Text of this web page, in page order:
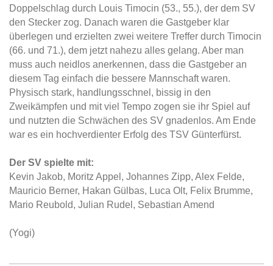
Doppelschlag durch Louis Timocin (53., 55.), der dem SV
den Stecker zog. Danach waren die Gastgeber klar
überlegen und erzielten zwei weitere Treffer durch Timocin
(66. und 71.), dem jetzt nahezu alles gelang. Aber man
muss auch neidlos anerkennen, dass die Gastgeber an
diesem Tag einfach die bessere Mannschaft waren.
Physisch stark, handlungsschnel, bissig in den
Zweikämpfen und mit viel Tempo zogen sie ihr Spiel auf
und nutzten die Schwächen des SV gnadenlos. Am Ende
war es ein hochverdienter Erfolg des TSV Günterfürst.
Der SV spielte mit:
Kevin Jakob, Moritz Appel, Johannes Zipp, Alex Felde,
Mauricio Berner, Hakan Gülbas, Luca Olt, Felix Brumme,
Mario Reubold, Julian Rudel, Sebastian Amend
(Yogi)